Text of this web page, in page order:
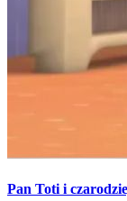
Pan Toti i